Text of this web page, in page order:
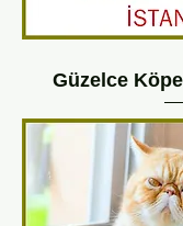
Güzelce